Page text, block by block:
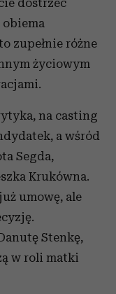
dostrzec
zupełnie różne
życiowym
na casting
a wśród
Segda,
Krukówna.
umowę, ale
Stenkę,
w roli matki